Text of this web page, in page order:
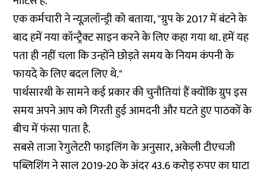
एक कर्मचारी ने न्यूज़लॉन्ड्री को बताया, "ग्रुप के 2017 में बंटने के
बाद हमें नया कॉन्ट्रैक्ट साइन करने के लिए कहा गया था. हमें यह
पता ही नहीं चला कि उन्होंने छोड़ते समय के नियम कंपनी के
फायदे के लिए बदल लिए थे."
पार्थसारथी के सामने कई प्रकार की चुनौतियां हैं क्योंकि ग्रुप इस
समय अपने आप को गिरती हुई आमदनी और घटते हुए पाठकों के
बीच में फंसा पाता है.
सबसे ताजा रेगुलेटरी फाइलिंग के अनुसार, अकेली टीएचजी
पब्लिशिंग ने साल 2019-20 के अंदर 43.6 करोड़ रुपए का घाटा